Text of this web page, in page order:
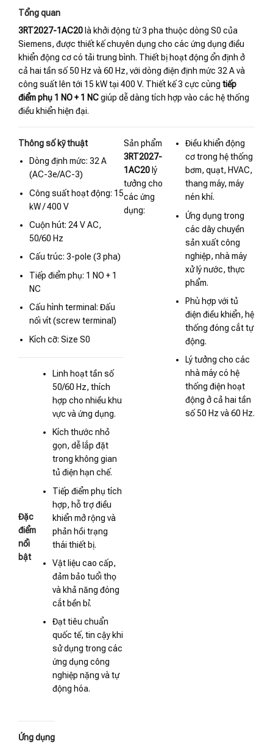
Tổng quan
3RT2027-1AC20 là khởi động từ 3 pha thuộc dòng S0 của
Siemens, được thiết kế chuyên dụng cho các ứng dụng điều
khiển động cơ có tải trung bình. Thiết bị hoạt động ổn định ở
cả hai tần số 50 Hz và 60 Hz, với dòng điện định mức 32 A và
công suất lên tới 15 kW tại 400 V. Thiết kế 3 cực cùng tiếp
điểm phụ 1 NO + 1 NCgiúp dễ dàng tích hợp vào các hệ thống
điều khiển hiện đại.
Thông số kỹ thuật
Dòng định mức: 32 A
(AC-3e/AC-3)
Công suất hoạt động: 15
kW / 400 V
Cuộn hút: 24 V AC,
50/60 Hz
Cấu trúc: 3-pole (3 pha)
Tiếp điểm phụ: 1 NO + 1
NC
Cấu hình terminal: Đấu
nối vít (screw terminal)
Kích cỡ: Size S0
Đặc
điểm
nổi
bật
Linh hoạt tần số
50/60 Hz, thích
hợp cho nhiều khu
vực và ứng dụng.
Kích thước nhỏ
gọn, dễ lắp đặt
trong không gian
tủ điện hạn chế.
Tiếp điểm phụ tích
hợp, hỗ trợ điều
khiển mở rộng và
phản hồi trạng
thái thiết bị.
Vật liệu cao cấp,
đảm bảo tuổi thọ
và khả năng đóng
cắt bền bỉ.
Đạt tiêu chuẩn
quốc tế, tin cậy khi
sử dụng trong các
ứng dụng công
nghiệp nặng và tự
động hóa.
Ứng dụng
Sản phẩm
3RT2027-
1AC20 lý
tưởng cho
các ứng
dụng:
Điều khiển động
cơ trong hệ thống
bơm, quạt, HVAC,
thang máy, máy
nén khí.
Ứng dụng trong
các dây chuyền
sản xuất công
nghiệp, nhà máy
xử lý nước, thực
phẩm.
Phù hợp với tủ
điện điều khiển, hệ
thống đóng cắt tự
động.
Lý tưởng cho các
nhà máy có hệ
thống điện hoạt
động ở cả hai tần
số 50 Hz và 60 Hz.